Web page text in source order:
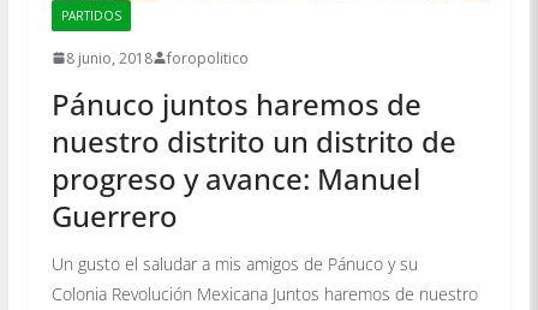
PARTIDOS
8 junio, 2018 foropolitico
Pánuco juntos haremos de
nuestro distrito un distrito de
progreso y avance: Manuel
Guerrero
Un gusto el saludar a mis amigos de Pánuco y su
Colonia Revolución Mexicana Juntos haremos de nuestro